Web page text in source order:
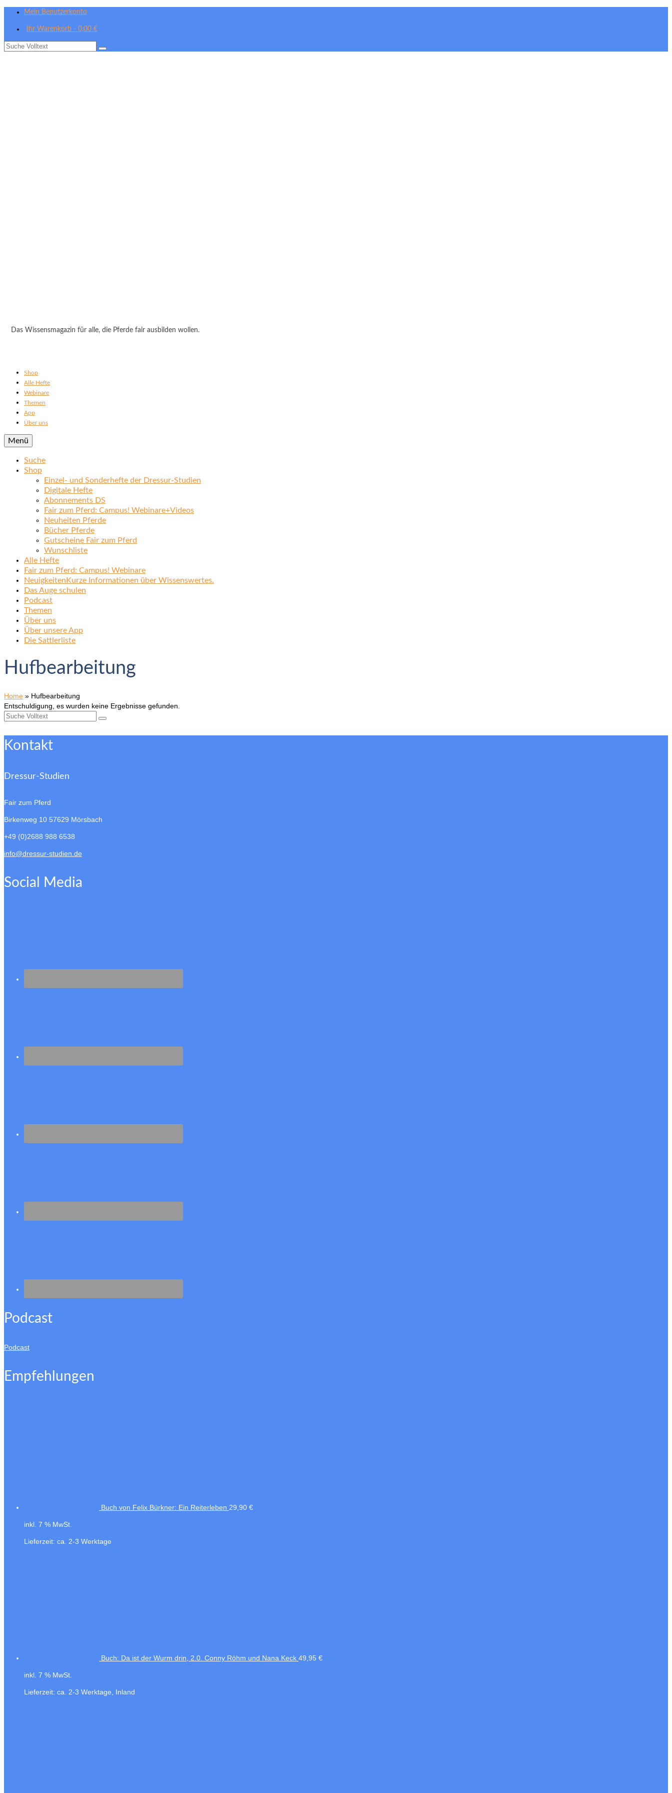
Mein Benutzerkonto
Ihr Warenkorb - 0,00 €
Suche
Das Wissensmagazin für alle, die Pferde fair ausbilden wollen.
Shop
Alle Hefte
Webinare
Themen
App
Über uns
Menü
Suche
Shop
Einzel- und Sonderhefte der Dressur-Studien
Digitale Hefte
Abonnements DS
Fair zum Pferd: Campus! Webinare+Videos
Neuheiten Pferde
Bücher Pferde
Gutscheine Fair zum Pferd
Wunschliste
Alle Hefte
Fair zum Pferd: Campus! Webinare
Neuigkeiten Kurze Informationen über Wissenswertes.
Das Auge schulen
Podcast
Themen
Über uns
Über unsere App
Die Sattlerliste
Hufbearbeitung
Home » Hufbearbeitung
Entschuldigung, es wurden keine Ergebnisse gefunden.
Suche
Kontakt
Dressur-Studien
Fair zum Pferd
Birkenweg 10 57629 Mörsbach
+49 (0)2688 988 6538
info@dressur-studien.de
Social Media
Podcast
Podcast
Empfehlungen
Buch von Felix Bürkner: Ein Reiterleben 29,90 €
inkl. 7 % MwSt.
Lieferzeit: ca. 2-3 Werktage
Buch: Da ist der Wurm drin, 2.0. Conny Röhm und Nana Keck 49,95 €
inkl. 7 % MwSt.
Lieferzeit: ca. 2-3 Werktage, Inland